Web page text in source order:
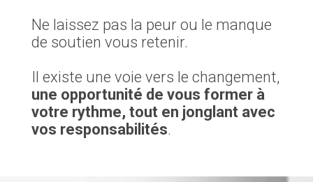
Ne laissez pas la peur ou le manque
de soutien vous retenir.
Il existe une voie vers le changement,
une opportunité de vous former à
votre rythme, tout en jonglant avec
vos responsabilités.